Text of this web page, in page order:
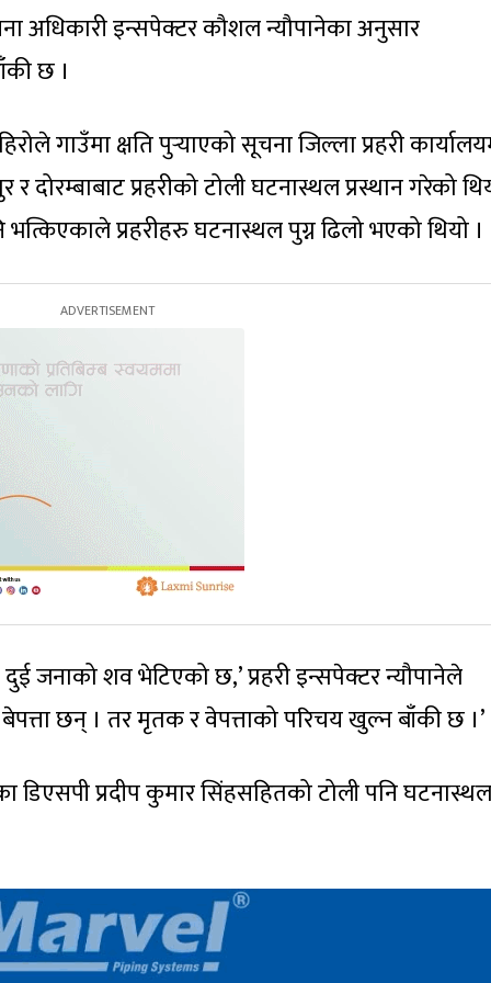
अधिकारी इन्सपेक्टर कौशल न्यौपानेका अनुसार
छ ।
गाउँमा क्षति पुर्‍याएको सूचना जिल्ला प्रहरी
दोरम्बाबाट प्रहरीको टोली घटनास्थल प्रस्थान गरेको
प्रहरीहरु घटनास्थल पुग्न ढिलो भएको थियो ।
जनाको शव भेटिएको छ,’ प्रहरी इन्सपेक्टर न्यौपानेले
छन् । तर मृतक र वेपत्ताको परिचय खुल्न बाँकी छ ।’
डिएसपी प्रदीप कुमार सिंहसहितको टोली पनि घटनास्थल